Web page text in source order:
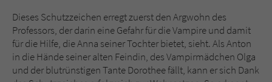
Dieses Schutzzeichen erregt zuerst den Argwohn des
Professors, der darin eine Gefahr für die Vampire und damit
für die Hilfe, die Anna seiner Tochter bietet, sieht. Als Anton
in die Hände seiner alten Feindin, des Vampirmädchen Olga
und der blutrünstigen Tante Dorothee fällt, kann er sich Dank